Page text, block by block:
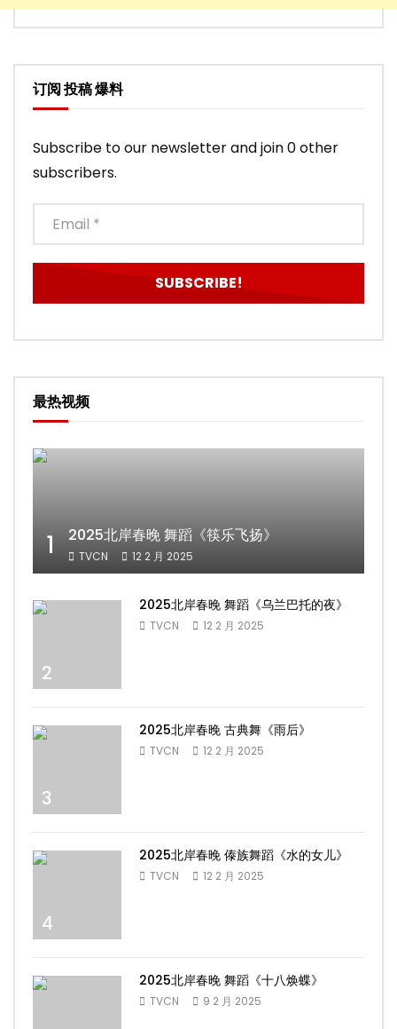
订阅 投稿 爆料
Subscribe to our newsletter and join 0 other
subscribers.
最热视频
1 2025北岸春晚 舞蹈《筷乐飞扬》
TVCN 12 2 月 2025
2
2025北岸春晚 舞蹈《乌兰巴托的夜》
TVCN 12 2 月 2025
3
2025北岸春晚 古典舞《雨后》
TVCN 12 2 月 2025
4
2025北岸春晚 傣族舞蹈《水的女儿》
TVCN 12 2 月 2025
2025北岸春晚 舞蹈《十八焕蝶》
TVCN 9 2 月 2025